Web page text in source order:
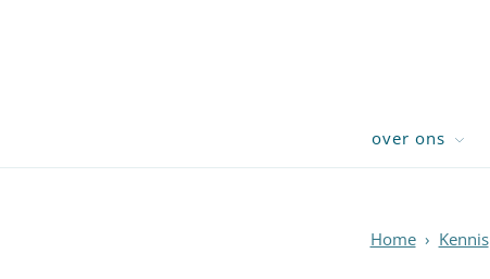
over ons
Home › Kennis